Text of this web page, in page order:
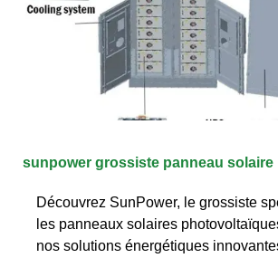
sunpower grossiste panneau
Découvrez SunPower, le grossiste
les panneaux solaires
nos solutions énergétiques